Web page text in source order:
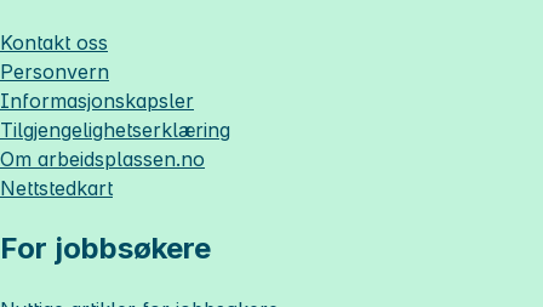
Kontakt oss
Personvern
Informasjonskapsler
Tilgjengelighetserklæring
Om arbeidsplassen.no
Nettstedkart
For jobbsøkere